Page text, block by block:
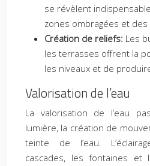
se révèlent
zones ombragées et
Création de reliefs: Les
les terrasses offrent la
les niveaux et de
Valorisation de l’eau
La valorisation de l’eau
lumière, la création de
teinte de l’eau.
cascades, les fontaines et